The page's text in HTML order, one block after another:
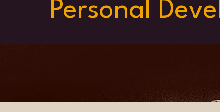
Personal